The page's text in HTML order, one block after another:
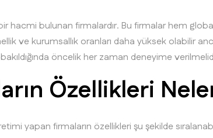
hacmi bulunan firmalardır. Bu firmalar hem
ve kurumsallık oranları daha yüksek olabilir
öncelik her zaman deneyime
Özellikleri
yapan firmaların özellikleri şu şekilde